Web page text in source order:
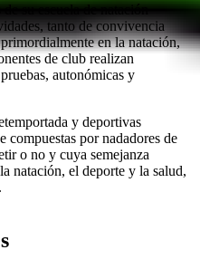
su escuela de natación
tanto de convivencia
en la natación,
de club realizan
autonómicas y
y deportivas
por nadadores de
o no y cuya semejanza
natación, el deporte y la salud,